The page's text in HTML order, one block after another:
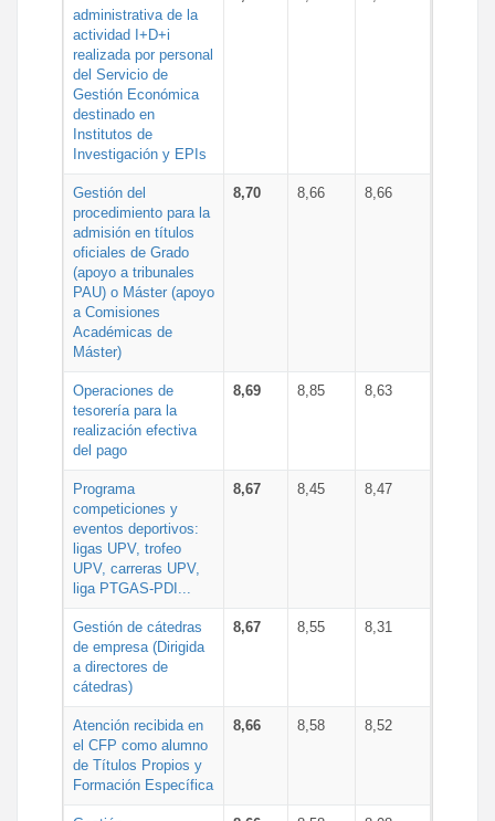
administrativa de la
actividad I+D+i
realizada por personal
del Servicio de
Gestión Económica
destinado en
Institutos de
Investigación y EPIs
Gestión del
procedimiento para la
admisión en títulos
oficiales de Grado
(apoyo a tribunales
PAU) o Máster (apoyo
a Comisiones
Académicas de
Máster)
8,70 8,66 8,66
Operaciones de
tesorería para la
realización efectiva
del pago
8,69 8,85 8,63
Programa
competiciones y
eventos deportivos:
ligas UPV, trofeo
UPV, carreras UPV,
liga PTGAS-PDI...
8,67 8,45 8,47
Gestión de cátedras
de empresa (Dirigida
a directores de
cátedras)
8,67 8,55 8,31
Atención recibida en
el CFP como alumno
de Títulos Propios y
Formación Específica
8,66 8,58 8,52